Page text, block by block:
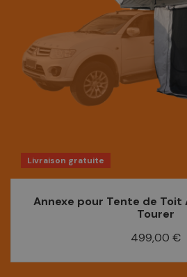
Livraison gratuite
Annexe pour Tente de Toit
Tourer
Prix
499,00 €